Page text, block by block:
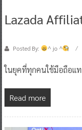
Lazada
Posted By: ^ jo ^
ในยุคที่ทุกคนใช้มือถือแท
Read more